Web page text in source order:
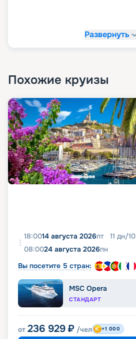
Развернуть
Похожие круизы
18:0014 августа 2026пт 11 дн/10
08:0024 августа 2026пн
Вы посетите 5 стран:
MSC Opera
СТАНДАРТ
от 236 929 ₽ /чел +1 000